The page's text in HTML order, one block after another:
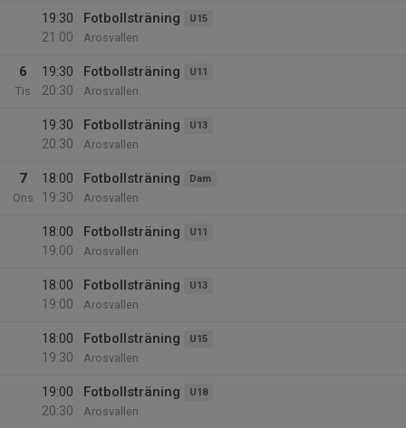
19:30
21:00
Fotbollsträning U15
Arosvallen
6
Tis
19:30
20:30
Fotbollsträning U11
Arosvallen
19:30
20:30
Fotbollsträning U13
Arosvallen
7
Ons
18:00
19:30
Fotbollsträning Dam
Arosvallen
18:00
19:00
Fotbollsträning U11
Arosvallen
18:00
19:00
Fotbollsträning U13
Arosvallen
18:00
19:30
Fotbollsträning U15
Arosvallen
19:00
20:30
Fotbollsträning U18
Arosvallen